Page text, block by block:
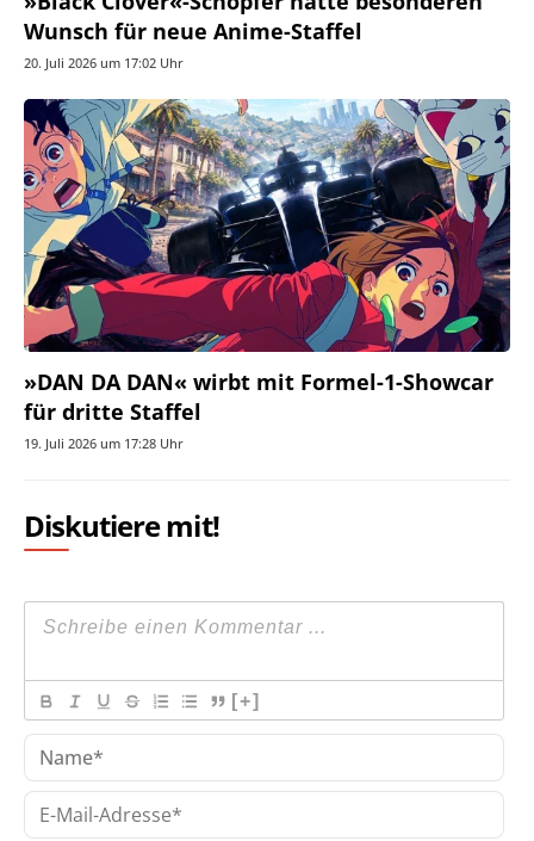
Wunsch für neue Anime-Staffel
20. Juli 2026 um 17:02 Uhr
»DAN DA DAN« wirbt mit Formel-1-Showcar
für dritte Staffel
19. Juli 2026 um 17:28 Uhr
Diskutiere mit!
[+]
E-